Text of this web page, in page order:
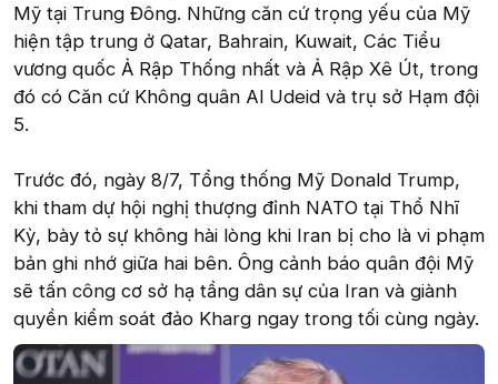
Mỹ tại Trung Đông. Những căn cứ trọng yếu của Mỹ
hiện tập trung ở Qatar, Bahrain, Kuwait, Các Tiểu
vương quốc Ả Rập Thống nhất và Ả Rập Xê Út, trong
đó có Căn cứ Không quân Al Udeid và trụ sở Hạm đội
5.
Trước đó, ngày 8/7, Tổng thống Mỹ Donald Trump,
khi tham dự hội nghị thượng đỉnh NATO tại Thổ Nhĩ
Kỳ, bày tỏ sự không hài lòng khi Iran bị cho là vi phạm
bản ghi nhớ giữa hai bên. Ông cảnh báo quân đội Mỹ
sẽ tấn công cơ sở hạ tầng dân sự của Iran và giành
quyền kiểm soát đảo Kharg ngay trong tối cùng ngày.